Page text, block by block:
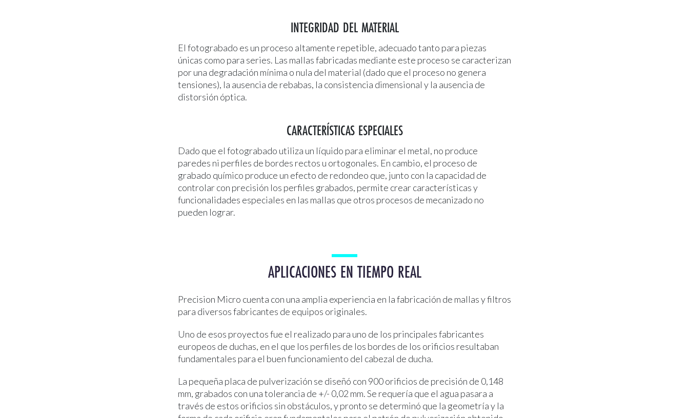
INTEGRIDAD DEL MATERIAL
El fotograbado es un proceso altamente repetible, adecuado tanto para piezas
únicas como para series. Las mallas fabricadas mediante este proceso se caracterizan
por una degradación mínima o nula del material (dado que el proceso no genera
tensiones), la ausencia de rebabas, la consistencia dimensional y la ausencia de
distorsión óptica.
CARACTERÍSTICAS ESPECIALES
Dado que el fotograbado utiliza un líquido para eliminar el metal, no produce
paredes ni perfiles de bordes rectos u ortogonales. En cambio, el proceso de
grabado químico produce un efecto de redondeo que, junto con la capacidad de
controlar con precisión los perfiles grabados, permite crear características y
funcionalidades especiales en las mallas que otros procesos de mecanizado no
pueden lograr.
APLICACIONES EN TIEMPO REAL
Precision Micro cuenta con una amplia experiencia en la fabricación de mallas y filtros
para diversos fabricantes de equipos originales.
Uno de esos proyectos fue el realizado para uno de los principales fabricantes
europeos de duchas, en el que los perfiles de los bordes de los orificios resultaban
fundamentales para el buen funcionamiento del cabezal de ducha.
La pequeña placa de pulverización se diseñó con 900 orificios de precisión de 0,148
mm, grabados con una tolerancia de +/- 0,02 mm. Se requería que el agua pasara a
través de estos orificios sin obstáculos, y pronto se determinó que la geometría y la